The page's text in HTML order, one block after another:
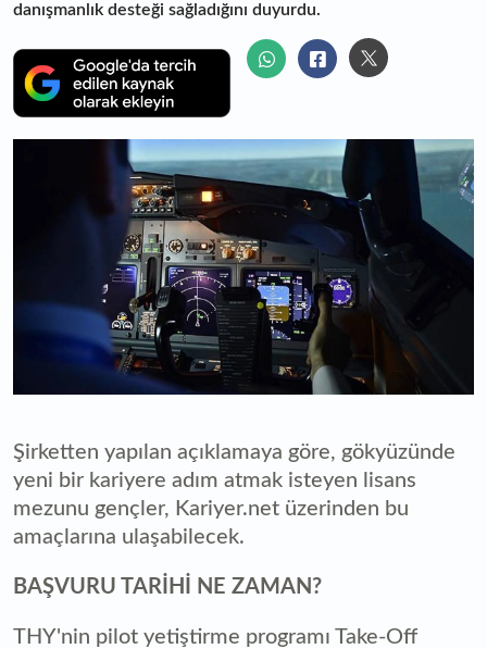
danışmanlık desteği sağladığını duyurdu.
Şirketten yapılan açıklamaya göre, gökyüzünde
yeni bir kariyere adım atmak isteyen lisans
mezunu gençler, Kariyer.net üzerinden bu
amaçlarına ulaşabilecek.
BAŞVURU TARİHİ NE ZAMAN?
THY'nin pilot yetiştirme programı Take-Off